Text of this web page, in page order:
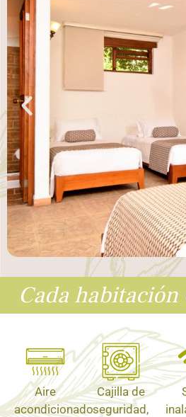
Cada
Aire
acondicionado
Cajilla de
seguridad,